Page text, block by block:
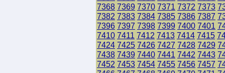
7368 7369 7370 7371 7372 7373
7382 7383 7384 7385 7386 7387
7396 7397 7398 7399 7400 7401
7410 7411 7412 7413 7414 7415
7424 7425 7426 7427 7428 7429
7438 7439 7440 7441 7442 7443
7452 7453 7454 7455 7456 7457